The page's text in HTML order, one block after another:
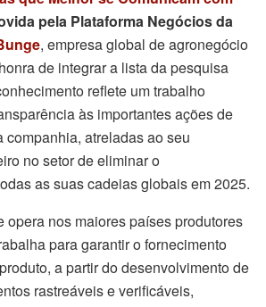
pela Plataforma Negócios da
, empresa global de agronegócio
de integrar a lista da pesquisa
reflete um trabalho
às importantes ações de
atreladas ao seu
no setor de eliminar o
as suas cadeias globais em 2025.
opera nos maiores países produtores
para garantir o fornecimento
a partir do desenvolvimento de
rastreáveis e verificáveis,